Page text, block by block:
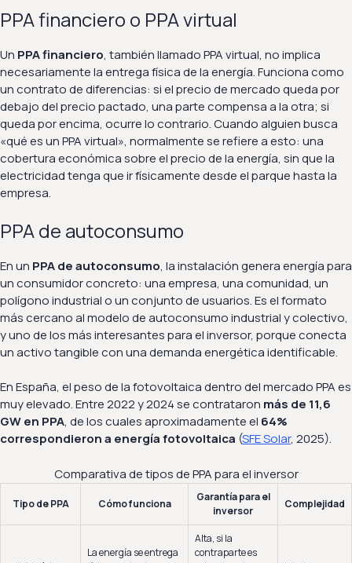
PPA financiero o PPA virtual
Un PPA financiero, también llamado PPA virtual, no implica
necesariamente la entrega física de la energía. Funciona como
un contrato de diferencias: si el precio de mercado queda por
debajo del precio pactado, una parte compensa a la otra; si
queda por encima, ocurre lo contrario. Cuando alguien busca
«qué es un PPA virtual», normalmente se refiere a esto: una
cobertura económica sobre el precio de la energía, sin que la
electricidad tenga que ir físicamente desde el parque hasta la
empresa.
PPA de autoconsumo
En un PPA de autoconsumo, la instalación genera energía para
un consumidor concreto: una empresa, una comunidad, un
polígono industrial o un conjunto de usuarios. Es el formato
más cercano al modelo de autoconsumo industrial y colectivo,
y uno de los más interesantes para el inversor, porque conecta
un activo tangible con una demanda energética identificable.
En España, el peso de la fotovoltaica dentro del mercado PPA es
muy elevado. Entre 2022 y 2024 se contrataron más de 11,6
GW en PPA, de los cuales aproximadamente el 64%
correspondieron a energía fotovoltaica (SFE Solar, 2025).
Comparativa de tipos de PPA para el inversor
Tipo de PPA Cómo funciona
Garantía para el
inversor
Complejidad
La energía se entrega
Alta, si la
contraparte es